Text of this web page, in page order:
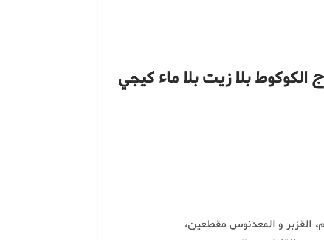
الكوكوط بلا زيت بلا ماء كيجي
القزبر و المعدنوس مقطعين،